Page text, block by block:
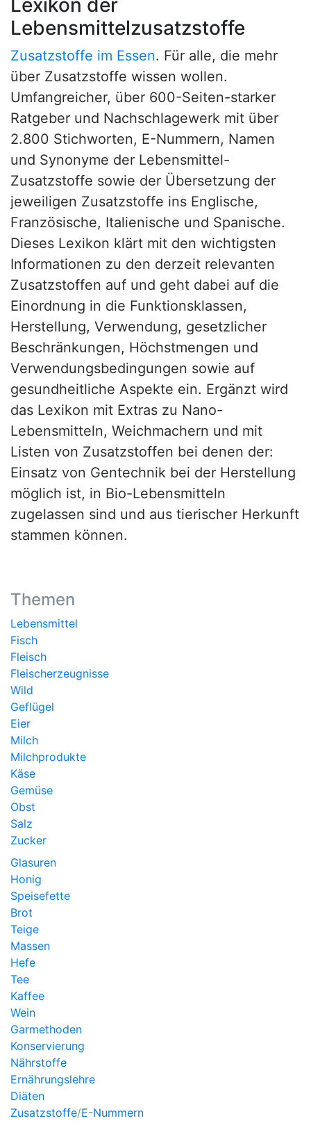
Lebensmittelzusatzstoffe
Zusatzstoffe im Essen. Für alle, die mehr
über Zusatzstoffe wissen wollen.
Umfangreicher, über 600-Seiten-starker
Ratgeber und Nachschlagewerk mit über
2.800 Stichworten, E-Nummern, Namen
und Synonyme der Lebensmittel-
Zusatzstoffe sowie der Übersetzung der
jeweiligen Zusatzstoffe ins Englische,
Französische, Italienische und Spanische.
Dieses Lexikon klärt mit den wichtigsten
Informationen zu den derzeit relevanten
Zusatzstoffen auf und geht dabei auf die
Einordnung in die Funktionsklassen,
Herstellung, Verwendung, gesetzlicher
Beschränkungen, Höchstmengen und
Verwendungsbedingungen sowie auf
gesundheitliche Aspekte ein. Ergänzt wird
das Lexikon mit Extras zu Nano-
Lebensmitteln, Weichmachern und mit
Listen von Zusatzstoffen bei denen der:
Einsatz von Gentechnik bei der Herstellung
möglich ist, in Bio-Lebensmitteln
zugelassen sind und aus tierischer Herkunft
stammen können.
Themen
Lebensmittel
Fisch
Fleisch
Fleischerzeugnisse
Wild
Geflügel
Eier
Milch
Milchprodukte
Käse
Gemüse
Obst
Salz
Zucker
Glasuren
Honig
Speisefette
Brot
Teige
Massen
Hefe
Tee
Kaffee
Wein
Garmethoden
Konservierung
Nährstoffe
Ernährungslehre
Diäten
Zusatzstoffe/E-Nummern